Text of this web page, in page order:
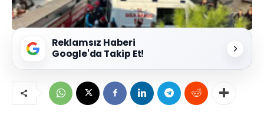
Reklamsız Haberi
Google'da Takip Et!